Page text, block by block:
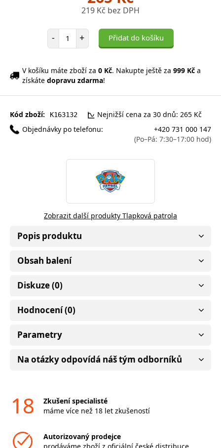
219 Kč bez DPH
- Počet položek
+ Přidat do košíku
V košíku máte zboží za 0 Kč. Nakupte ještě za 999 Kč a
získáte dopravu zdarma!
Kód zboží: K163132
Nejnižší cena za 30 dnů: 265 Kč
Objednávky po telefonu:
+420 731 000 147
(Po–Pá: 7:30–17:00 hod)
Zobrazit další produkty Tlapková patrola
Popis produktu
Obsah balení
Diskuze (0)
Hodnocení (0)
Parametry
Na otázky odpovídá náš tým odborníků
18
Zkušení specialisté
máme více než 18 let zkušeností
Autorizovaný prodejce